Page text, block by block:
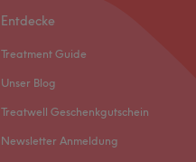
Entdecke
Treatment Guide
Unser Blog
Treatwell Geschenkgutschein
Newsletter Anmeldung